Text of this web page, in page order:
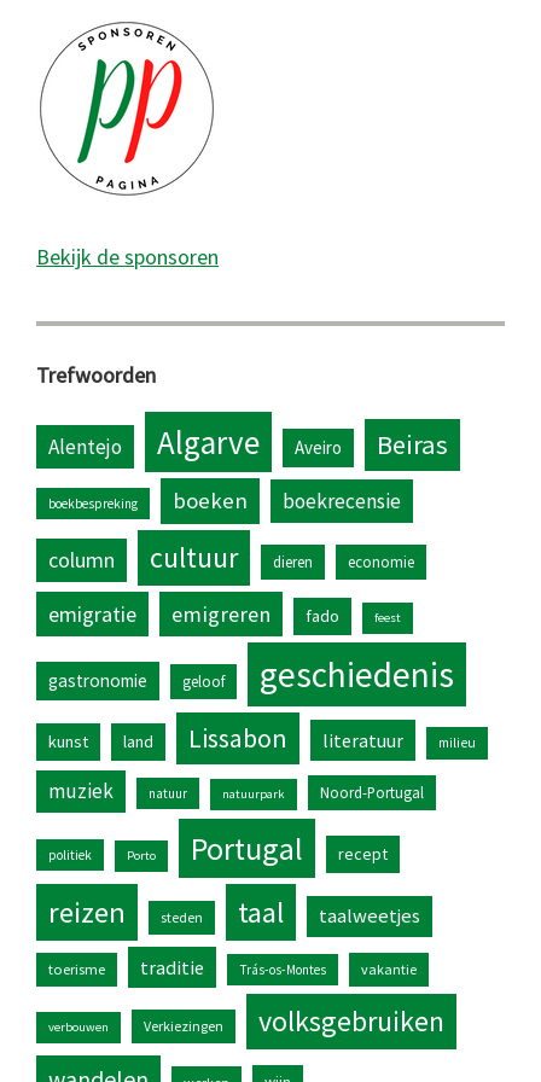
Bekijk de sponsoren
Trefwoorden
Alentejo Algarve Aveiro Beiras
boekbespreking boeken boekrecensie
column cultuur dieren economie
emigratie emigreren fado feest
gastronomie geloof geschiedenis
kunst land Lissabon literatuur milieu
muziek natuur natuurpark Noord-Portugal
politiek Porto Portugal recept
reizen steden taal taalweetjes
toerisme traditie Trás-os-Montes vakantie
verbouwen Verkiezingen volksgebruiken